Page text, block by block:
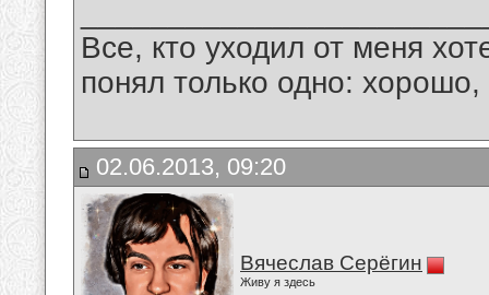
Все, кто уходил от меня
понял только одно:
02.06.2013, 09:20
Вячеслав Серёгин
Живу я здесь